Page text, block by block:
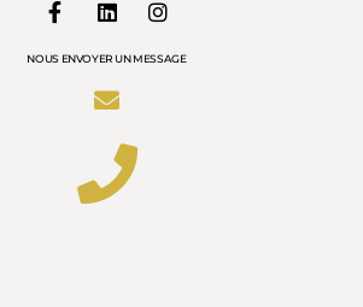
NOUS ENVOYER UN MESSAGE